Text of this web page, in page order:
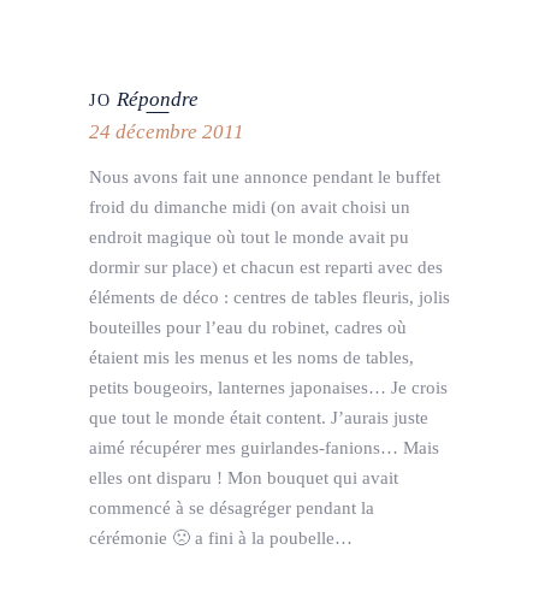
JO Répondre
24 décembre 2011
Nous avons fait une annonce pendant le buffet
froid du dimanche midi (on avait choisi un
endroit magique où tout le monde avait pu
dormir sur place) et chacun est reparti avec des
éléments de déco : centres de tables fleuris, jolis
bouteilles pour l’eau du robinet, cadres où
étaient mis les menus et les noms de tables,
petits bougeoirs, lanternes japonaises… Je crois
que tout le monde était content. J’aurais juste
aimé récupérer mes guirlandes-fanions… Mais
elles ont disparu ! Mon bouquet qui avait
commencé à se désagréger pendant la
cérémonie 🙁 a fini à la poubelle…